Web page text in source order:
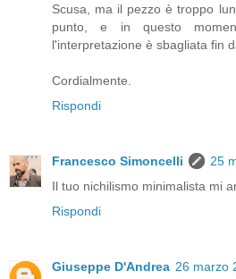
Scusa, ma il pezzo è troppo
punto, e in questo
l'interpretazione è sbagliata fin
Cordialmente.
Rispondi
Francesco Simoncelli
25
Il tuo nichilismo minimalista mi
Rispondi
Giuseppe D'Andrea 26 marzo